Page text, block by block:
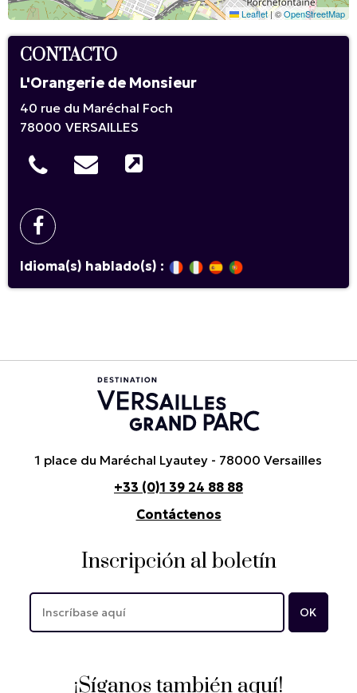
Leaflet|©OpenStreetMap
CONTACTO
L'Orangerie de Monsieur
40 rue du Maréchal Foch
78000 VERSAILLES
Idioma(s) hablado(s) :
1 place du Maréchal Lyautey - 78000 Versailles
+33 (0)1 39 24 88 88
Contáctenos
Inscripción al boletín
¡Síganos también aquí!